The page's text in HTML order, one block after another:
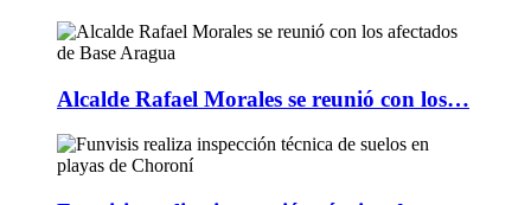
Alcalde Rafael Morales se reunió con los…